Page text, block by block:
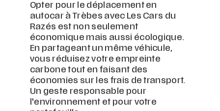
Opter pour le déplacement en
autocar à Trèbes avec Les Cars du
Razés est non seulement
économique mais aussi écologique.
En partageant un même véhicule,
vous réduisez votre empreinte
carbone tout en faisant des
économies sur les frais de transport.
Un geste responsable pour
l'environnement et pour votre